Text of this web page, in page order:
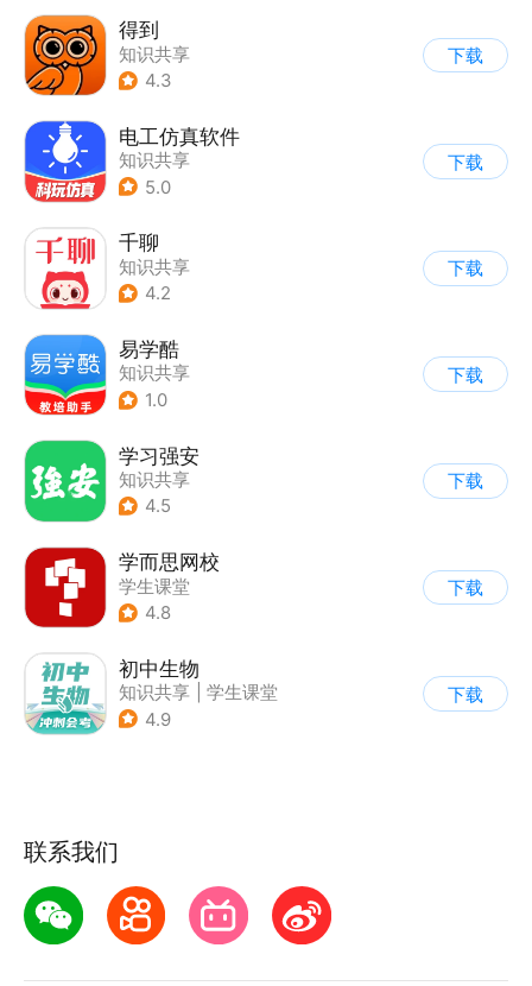
得到
知识共享
4.3
下载
电工仿真软件
知识共享
5.0
下载
千聊
知识共享
4.2
下载
易学酷
知识共享
1.0
下载
学习强安
知识共享
4.5
下载
学而思网校
学生课堂
4.8
下载
初中生物
知识共享
学生课堂
4.9
下载
联系我们